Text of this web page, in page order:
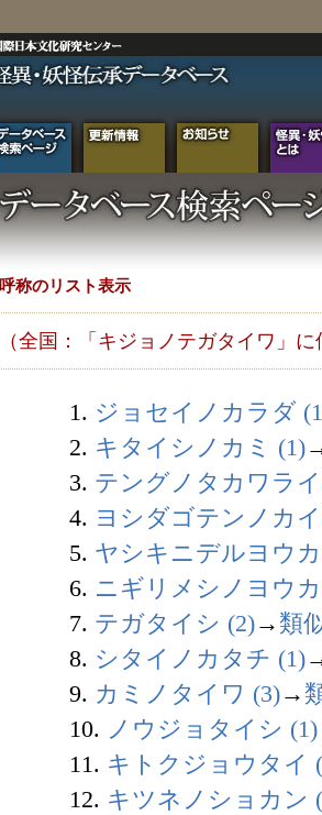
呼称のリスト表示
（全国：「キジョノテガタイワ」
1. ジョセイノカラダ
2. キタイシノカミ (1)
3. テングノタカワラ
4. ヨシダゴテンノカ
5. ヤシキニデルヨウ
6. ニギリメシノヨウ
7. テガタイシ (2)→ 類
8. シタイノカタチ (1)
9. カミノタイワ (3)→
10. ノウジョタイシ (1)
11. キトクジョウタイ
12. キツネノショカン